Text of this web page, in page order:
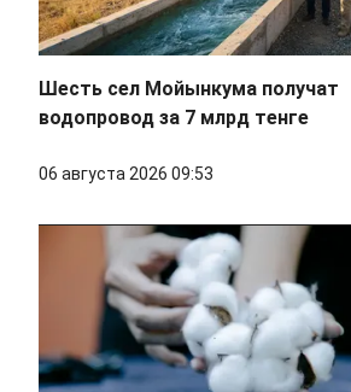
Шесть сел Мойынкума получат
водопровод за 7 млрд тенге
06 августа 2026 09:53